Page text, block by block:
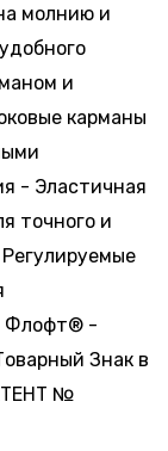
молнию и
и
карманы
- Эластичная
точного и
Флофт® -
Знак в
№